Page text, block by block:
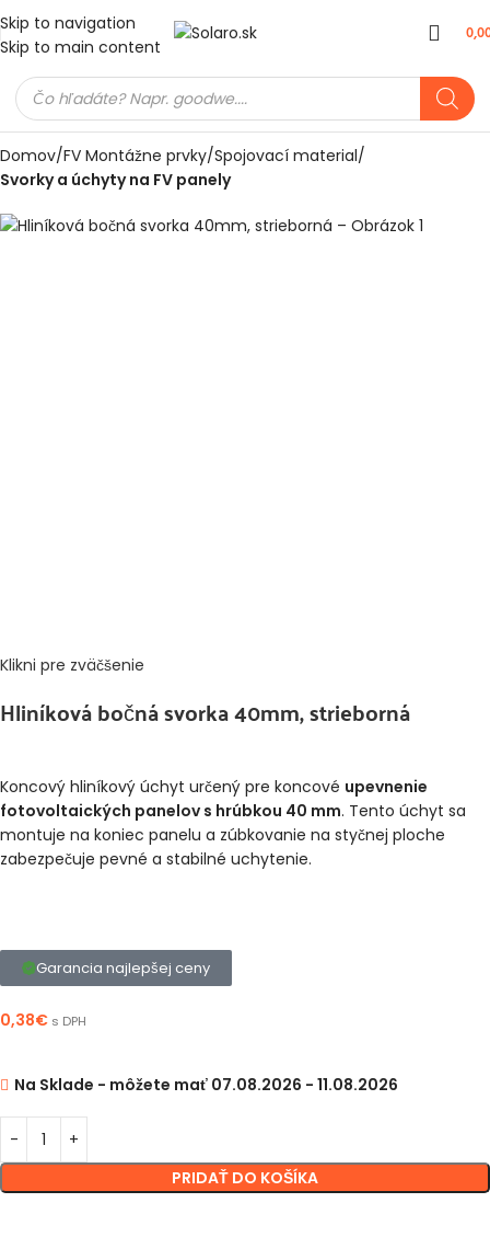
Skip to navigation
Skip to main content
Domov FV Montážne prvky Spojovací material
Svorky a úchyty na FV panely
Klikni pre zväčšenie
Hliníková bočná svorka 40mm, strieborná
Koncový hliníkový úchyt určený pre koncové upevnenie
fotovoltaických panelov s hrúbkou 40 mm. Tento úchyt sa
montuje na koniec panelu a zúbkovanie na styčnej ploche
zabezpečuje pevné a stabilné uchytenie.
Garancia najlepšej ceny
0,38€ s DPH
Na Sklade - môžete mať 07.08.2026 - 11.08.2026
PRIDAŤ DO KOŠÍKA